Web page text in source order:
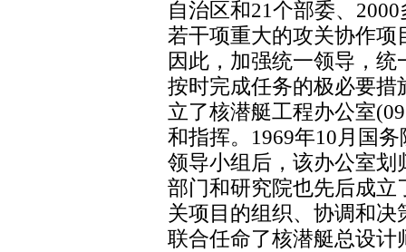
自治区和21个部委、
若干项重大的攻关协作
因此，加强统一领导，
按时完成任务的极必要措
立了核潜艇工程办公室
和指挥。1969年10月国
领导小组后，该办公室
部门和研究院也先后成
关项目的组织、协调和
联合任命了核潜艇总设